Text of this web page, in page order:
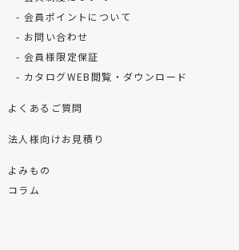
会員ポイントについて
お問い合わせ
会員様限定保証
カタログWEB閲覧・ダウンロード
よくあるご質問
法人様向けお見積り
よみもの
コラム